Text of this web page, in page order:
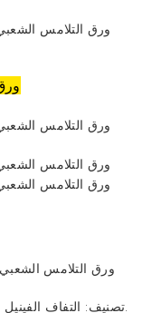
1. تصنيف: التفاف
واضحة والتأثير المرئي حقيقي جدًا.